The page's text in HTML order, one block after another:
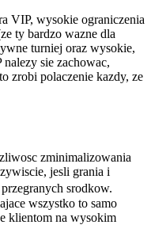
VIP, wysokie ograniczenia
ty bardzo wazne dla
turniej oraz wysokie,
sie zachowac,
zrobi polaczenie kazdy, ze
zminimalizowania
jesli grania i
srodkow.
wszystko to samo
klientom na wysokim